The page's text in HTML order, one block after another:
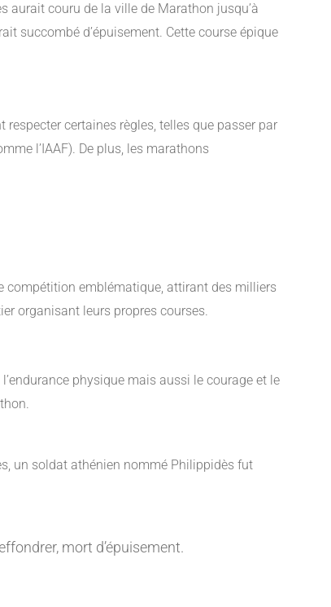
aurait couru de la ville de Marathon jusqu’à
succombé d’épuisement. Cette course épique
certaines règles, telles que passer par
l’IAAF). De plus, les marathons
compétition emblématique, attirant des milliers
organisant leurs propres courses.
physique mais aussi le courage et le
un soldat athénien nommé Philippidès fut
mort d’épuisement.